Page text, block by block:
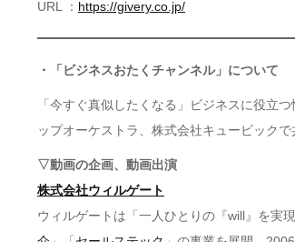
URL ： https://givery.co.jp/
・「ビジネスおたくチャンネル」について
「今すぐ真似したくなる」ビジネスに役立
ップオーケストラ、株式会社キュービックで
▽動画の企画、動画出演
株式会社ウィルゲート
ウィルゲートは「一人ひとりの『will』を実